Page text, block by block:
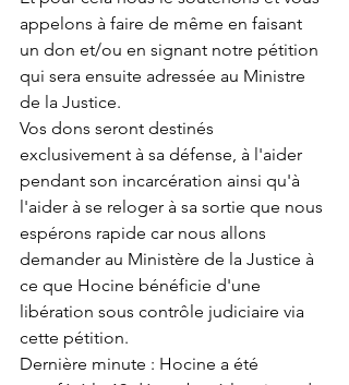
appelons à faire de même en faisant
un don et/ou en signant notre pétition
qui sera ensuite adressée au Ministre
de la Justice.
Vos dons seront destinés
exclusivement à sa défense, à l'aider
pendant son incarcération ainsi qu'à
l'aider à se reloger à sa sortie que nous
espérons rapide car nous allons
demander au Ministère de la Justice à
ce que Hocine bénéficie d'une
libération sous contrôle judiciaire via
cette pétition.
Dernière minute : Hocine a été